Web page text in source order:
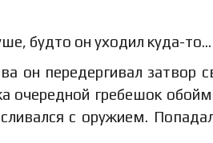
будто он уходил куда-то…
он передергивал затвор
очередной гребешок
с оружием.